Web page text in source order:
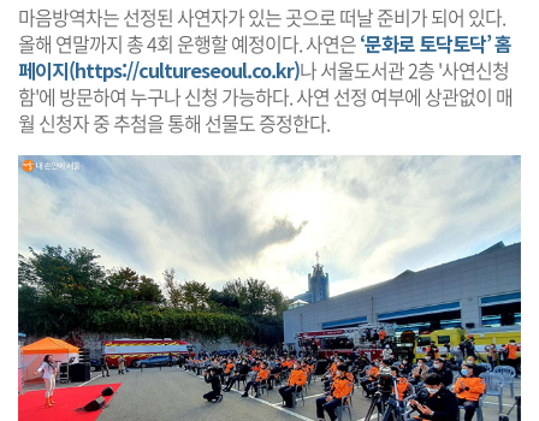
마음방역차는 선정된 사연자가 있는 곳으로 떠날 준비가 되어 있다.
올해 연말까지 총 4회 운행할 예정이다. 사연은‘문화로 토닥토닥’ 홈
페이지(https://cultureseoul.co.kr)나 서울도서관 2층 '사연신청
함'에 방문하여 누구나 신청 가능하다. 사연 선정 여부에 상관없이 매
월 신청자 중 추첨을 통해 선물도 증정한다.